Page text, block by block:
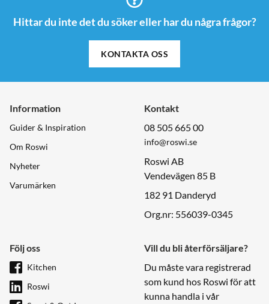
Hittar du inte det du söker eller har du några frågor?
KONTAKTA OSS
Information
Guider & Inspiration
Om Roswi
Nyheter
Varumärken
Kontakt
08 505 665 00
info@roswi.se
Roswi AB
Vendevägen 85 B
182 91 Danderyd
Org.nr: 556039-0345
Följ oss
Kitchen
Roswi
Vill du bli återförsäljare?
Du måste vara registrerad
som kund hos Roswi för att
kunna handla i vår